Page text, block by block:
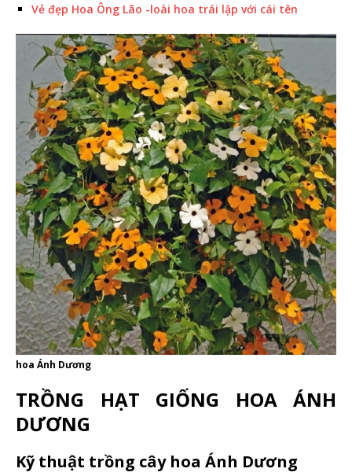
Vẻ đẹp Hoa Ông Lão -loài hoa trái lập với cái tên
hoa Ánh Dương
TRỒNG HẠT GIỐNG HOA ÁNH
DƯƠNG
Kỹ thuật trồng cây hoa Ánh Dương